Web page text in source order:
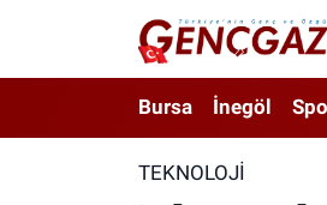
Bursa İnegöl
TEKNOLOJI
Nöbetçi Eczaneler